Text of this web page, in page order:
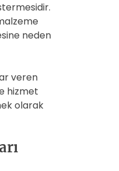
neden
veren
hizmet
olarak